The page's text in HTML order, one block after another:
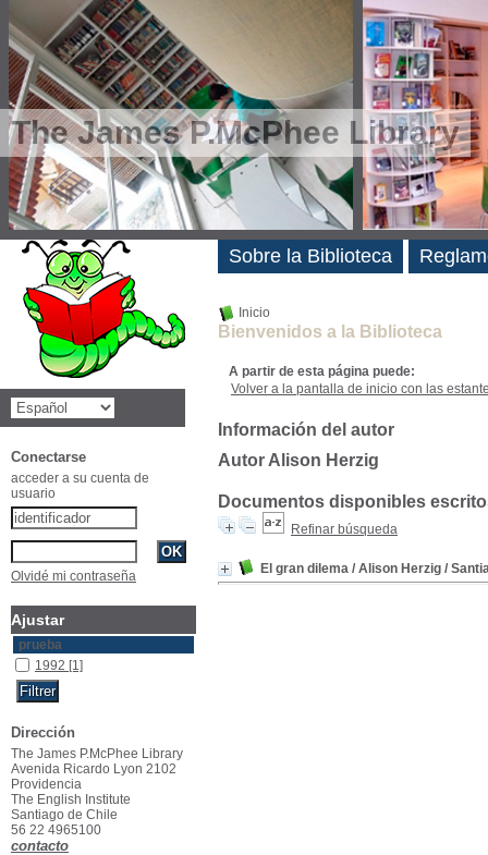
The James P.McPhee Library
Inicio
Bienvenidos a la Biblioteca
A partir de esta página puede:
Volver a la pantalla de inicio con las
Información del autor
Autor Alison Herzig
Documentos disponibles
Refinar búsqueda
El gran dilema / Alison Herzig /
Sobre la Biblioteca
Novedades
Conectarse
acceder a su cuenta de
usuario
Olvidé mi contraseña
Ajustar
prueba
1992 [1]
Dirección
The James P.McPhee Library
Avenida Ricardo Lyon 2102
Providencia
The English Institute
Santiago de Chile
56 22 4965100
contacto